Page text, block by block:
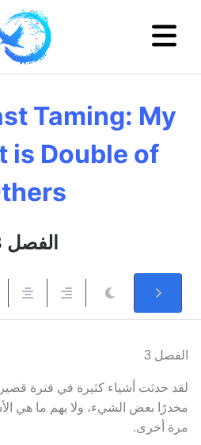
Taming: My
is Double of
الفصل 3
الفصل 3
لقد حدثت أشياء كثيرة في فترة
مخدرًا بعض الشيء، ولا يهم ما هي
مرة أخرى.